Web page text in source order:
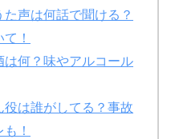
声は何話で聞ける？
！
何？味やアルコール
は誰がしてる？事故
！